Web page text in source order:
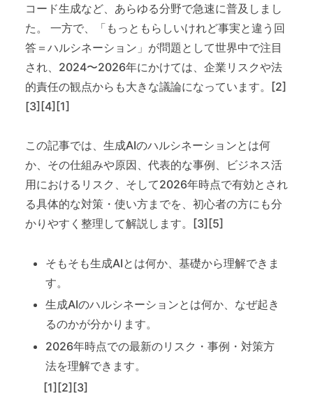
コード生成など、あらゆる分野で急速に普及しまし
た。 一方で、「もっともらしいけれど事実と違う回
答＝ハルシネーション」が問題として世界中で注目
され、2024〜2026年にかけては、企業リスクや法
的責任の観点からも大きな議論になっています。[2]
[3][4][1]
この記事では、生成AIのハルシネーションとは何
か、その仕組みや原因、代表的な事例、ビジネス活
用におけるリスク、そして2026年時点で有効とされ
る具体的な対策・使い方までを、初心者の方にも分
かりやすく整理して解説します。[3][5]
そもそも生成AIとは何か、基礎から理解できま
す。
生成AIのハルシネーションとは何か、なぜ起き
るのかが分かります。
2026年時点での最新のリスク・事例・対策方
法を理解できます。
[1][2][3]